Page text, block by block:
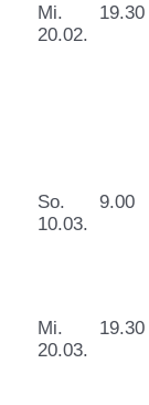
Mi.
20.02.
19.30
So.
10.03.
9.00
Mi.
20.03.
19.30